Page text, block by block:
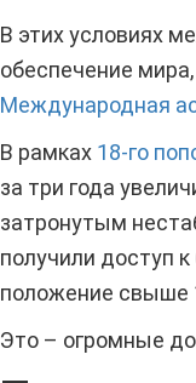
В этих условиях
обеспечение
Международная
В рамках 18-го
за три года
затронутым
получили доступ
положение свыше
Это – огромные